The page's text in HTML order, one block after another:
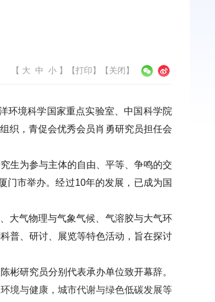
【 大 中 小 】 【打印】【关闭】
环境科学国家重点实验室、中国科学院
织，青促会优秀会员肖勇研究员担任会
生为参与主体的自由、平等、争鸣的交
门市举办。经过10年的发展，已成为国
大气物理与气象气候、气溶胶与大气环
普、研讨、展览等特色活动，旨在探讨
彬研究员分别代表承办单位致开幕辞。
境与健康，城市代谢与绿色低碳发展等